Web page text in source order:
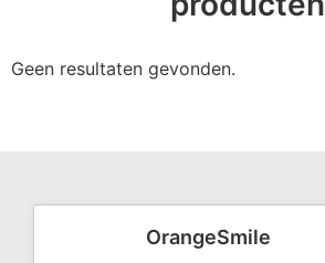
Geen resultaten gevonden.
OrangeSmile